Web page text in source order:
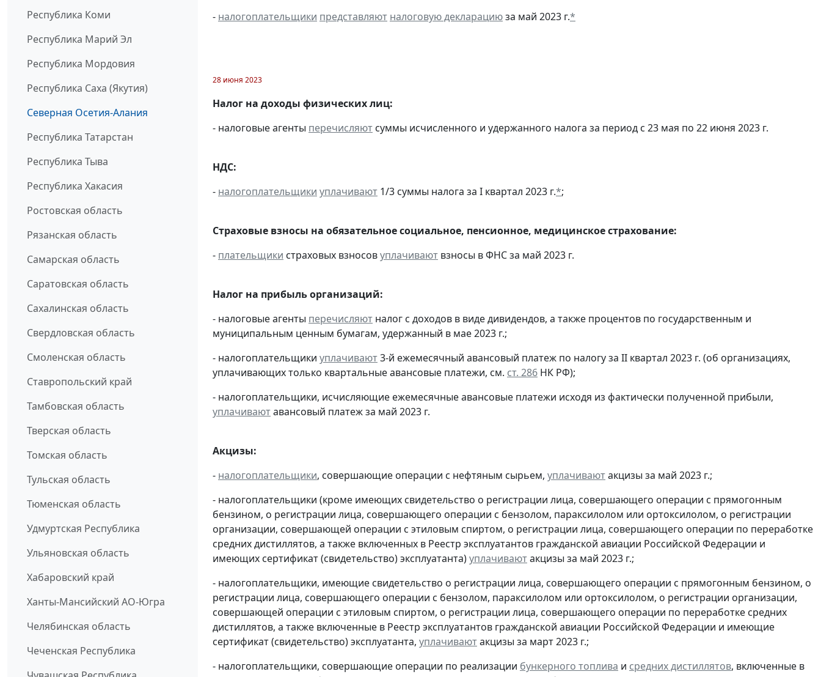
Республика Коми
Республика Марий Эл
Республика Мордовия
Республика Саха (Якутия)
Северная Осетия-Алания
Республика Татарстан
Республика Тыва
Республика Хакасия
Ростовская область
Рязанская область
Самарская область
Саратовская область
Сахалинская область
Свердловская область
Смоленская область
Ставропольский край
Тамбовская область
Тверская область
Томская область
Тульская область
Тюменская область
Удмуртская Республика
Ульяновская область
Хабаровский край
Ханты-Мансийский АО-Югра
Челябинская область
Чеченская Республика
- налогоплательщики представляют налоговую декларациюза май 2023 г.*
28 июня 2023
Налог на доходы физических лиц:
- налоговые агенты перечисляют суммы исчисленного и удержанного налога за период с 23 мая по 22 июня 2023 г.
НДС:
- налогоплательщики уплачивают 1/3 суммы налога за I квартал 2023 г.*;
Страховые взносы на обязательное социальное, пенсионное, медицинское страхование:
- плательщики страховых взносовуплачивают взносы в ФНС за май 2023 г.
Налог на прибыль организаций:
- налоговые агенты перечисляют налог с доходов в виде дивидендов, а также процентов по государственным и
муниципальным ценным бумагам, удержанный в мае 2023 г.;
- налогоплательщики уплачивают3-й ежемесячный авансовый платеж по налогу за II квартал 2023 г. (об организациях,
уплачивающих только квартальные авансовые платежи, см. ст. 286 НК РФ);
- налогоплательщики, исчисляющие ежемесячные авансовые платежи исходя из фактически полученной прибыли,
уплачиваютавансовый платеж за май 2023 г.
Акцизы:
- налогоплательщики, совершающие операции с нефтяным сырьем, уплачиваютакцизы за май 2023 г.;
- налогоплательщики (кроме имеющих свидетельство о регистрации лица, совершающего операции с прямогонным
бензином, о регистрации лица, совершающего операции с бензолом, параксилолом или ортоксилолом, о регистрации
организации, совершающей операции с этиловым спиртом, о регистрации лица, совершающего операции по переработке
средних дистиллятов, а также включенных в Реестр эксплуатантов гражданской авиации Российской Федерации и
имеющих сертификат (свидетельство) эксплуатанта)уплачиваютакцизы за май 2023 г.;
- налогоплательщики, имеющие свидетельство о регистрации лица, совершающего операции с прямогонным бензином, о
регистрации лица, совершающего операции с бензолом, параксилолом или ортоксилолом, о регистрации организации,
совершающей операции с этиловым спиртом, о регистрации лица, совершающего операции по переработке средних
дистиллятов, а также включенные в Реестр эксплуатантов гражданской авиации Российской Федерации и имеющие
сертификат (свидетельство) эксплуатанта, уплачиваютакцизы за март 2023 г.;
- налогоплательщики, совершающие операции по реализации бункерного топлива и средних дистиллятов, включенные в